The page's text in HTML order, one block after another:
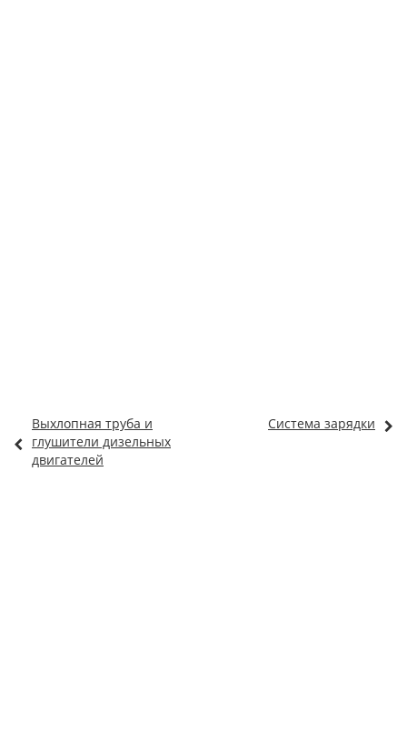
Выхлопная труба и
глушители дизельных
двигателей
Система зарядки